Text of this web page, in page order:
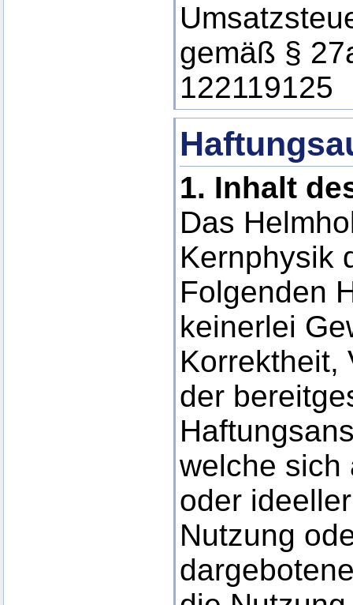
gemäß §
122119125
1. Inhalt
Das
Kernphysik
Folgenden
keinerlei
Korrektheit,
der
welche sich
oder
Nutzung